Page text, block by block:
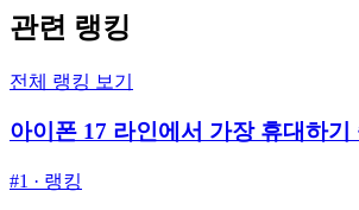
관련 랭킹
전체 랭킹 보기
아이폰 17 라인에서 가장 휴대하기
#1 · 랭킹